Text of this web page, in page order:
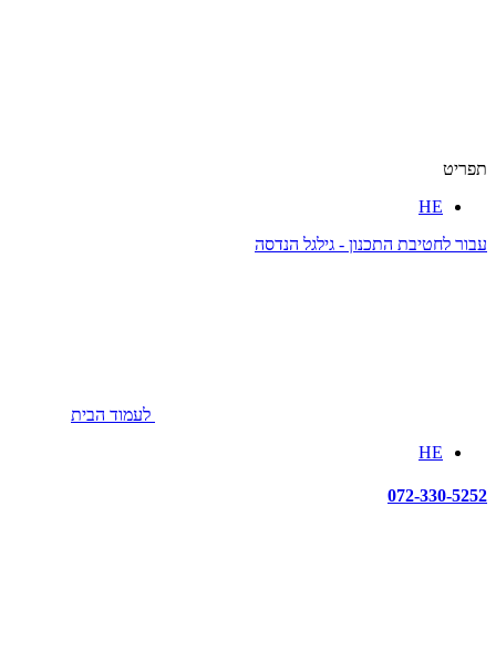
תפריט
HE
עבור לחטיבת התכנון - גילגל הנדסה
לעמוד הבית
HE
072-330-5252